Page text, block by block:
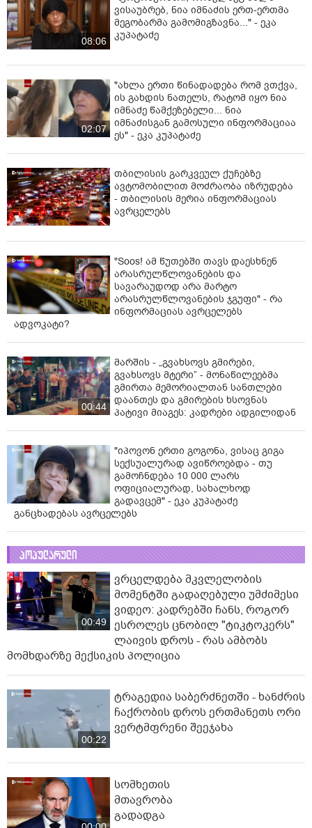
08:06
ვისაუბრებ, ნია იმნაძის ერთ-ერთმა
მეგობარმა გამომიგზავნა..." - ეკა
კუპატაძე
02:07
"ახლა ერთი წინადადება რომ ვთქვა,
ის გახდის ნათელს, რატომ იყო ნია
იმნაძე წამქეზებელი... ნია
იმნაძისგან გამოსული ინფორმაციაა
ეს" - ეკა კუპატაძე
თბილისის გარკვეულ ქუჩებზე
ავტომობილით მოძრაობა იზრუდება
- თბილისის მერია ინფორმაციას
ავრცელებს
"Soos! ამ წუთებში თავს დაესხნენ
არასრულწლოვანების და
სავარაუდოდ არა მარტო
არასრულწლოვანების ჯგუფი" - რა
ინფორმაციას ავრცელებს
ადვოკატი?
00:44
მარშის - „გვახსოვს გმირები,
გვახსოვს მტერი” - მონაწილეებმა
გმირთა მემორიალთან სანთლები
დაანთეს და გმირების ხსოვნას
პატივი მიაგეს: კადრები ადგილიდან
"იპოვონ ერთი გოგონა, ვისაც გიგა
სექსუალურად ავიწროებდა - თუ
გამოჩნდება 10 000 ლარს
ოფიციალურად, სახალხოდ
გადავცემ" - ეკა კუპატაძე
განცხადებას ავრცელებს
პოპულარული
00:49
ვრცელდება მკვლელობის
მომენტში გადაღებული უმძიმესი
ვიდეო: კადრებში ჩანს, როგორ
ესროლეს ცნობილ "ტიკტოკერს"
ლაივის დროს - რას ამბობს
მომხდარზე მექსიკის პოლიცია
00:22
ტრაგედია საბერძნეთში - ხანძრის
ჩაქრობის დროს ერთმანეთს ორი
ვერტმფრენი შეეჯახა
სომხეთის
მთავრობა
გადადგა